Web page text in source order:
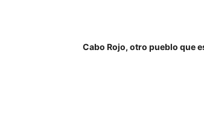
Cabo Rojo, otro pueblo que